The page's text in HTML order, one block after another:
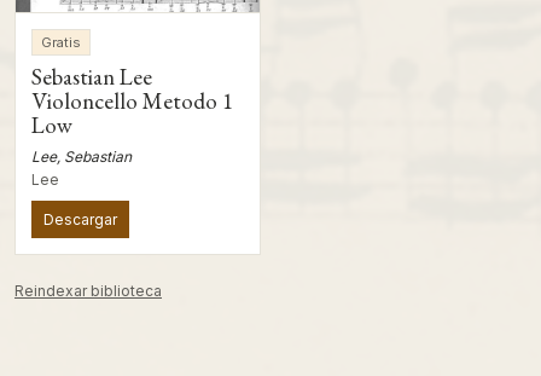
Gratis
Sebastian Lee
Violoncello Metodo 1
Low
Lee, Sebastian
Lee
Descargar
Reindexar biblioteca